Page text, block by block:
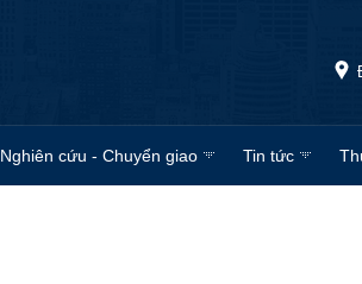
Nghiên cứu - Chuyển giao Tin tức